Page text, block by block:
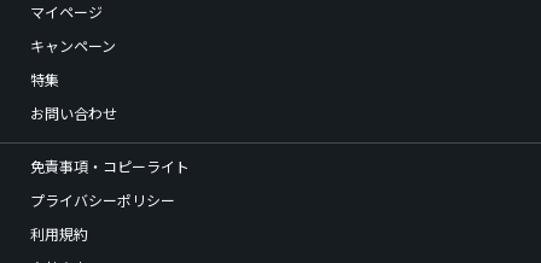
マイページ
キャンペーン
特集
お問い合わせ
免責事項・コピーライト
プライバシーポリシー
利用規約